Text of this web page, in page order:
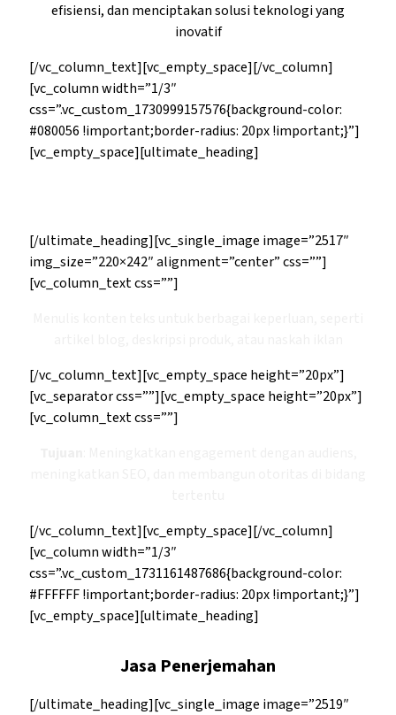
efisiensi, dan menciptakan solusi teknologi yang
inovatif
[/vc_column_text][vc_empty_space][/vc_column]
[vc_column width=”1/3″
css=”.vc_custom_1730999157576{background-color:
#080056 !important;border-radius: 20px !important;}”]
[vc_empty_space][ultimate_heading]
[/ultimate_heading][vc_single_image image=”2517″
img_size=”220×242″ alignment=”center” css=””]
[vc_column_text css=””]
[/vc_column_text][vc_empty_space height=”20px”]
[vc_separator css=””][vc_empty_space height=”20px”]
[vc_column_text css=””]
[/vc_column_text][vc_empty_space][/vc_column]
[vc_column width=”1/3″
css=”.vc_custom_1731161487686{background-color:
#FFFFFF !important;border-radius: 20px !important;}”]
[vc_empty_space][ultimate_heading]
Jasa Penerjemahan
[/ultimate_heading][vc_single_image image=”2519″